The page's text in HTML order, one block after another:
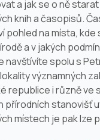
a jak se o ně
knih a časopisů.
pohled na místa,
a v jakých
navštívíte spolu s
významných
republice i různě ve
přírodních stanovišť
místech je pak lze